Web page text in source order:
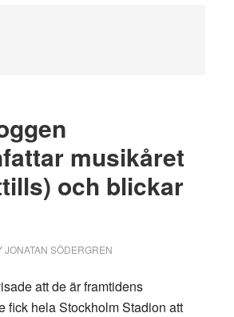
musikåret
och blickar
JONATAN SÖDERGREN
att de är framtidens
fick hela Stockholm Stadion att